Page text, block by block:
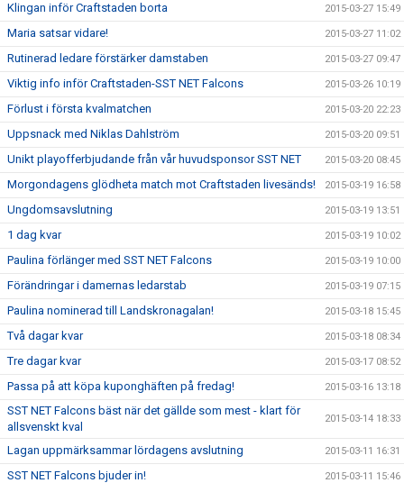
Klingan inför Craftstaden borta 2015-03-27 15:49
Maria satsar vidare! 2015-03-27 11:02
Rutinerad ledare förstärker damstaben 2015-03-27 09:47
Viktig info inför Craftstaden-SST NET Falcons 2015-03-26 10:19
Förlust i första kvalmatchen 2015-03-20 22:23
Uppsnack med Niklas Dahlström 2015-03-20 09:51
Unikt playofferbjudande från vår huvudsponsor SST NET 2015-03-20 08:45
Morgondagens glödheta match mot Craftstaden livesänds! 2015-03-19 16:58
Ungdomsavslutning 2015-03-19 13:51
1 dag kvar 2015-03-19 10:02
Paulina förlänger med SST NET Falcons 2015-03-19 10:00
Förändringar i damernas ledarstab 2015-03-19 07:15
Paulina nominerad till Landskronagalan! 2015-03-18 15:45
Två dagar kvar 2015-03-18 08:34
Tre dagar kvar 2015-03-17 08:52
Passa på att köpa kuponghäften på fredag! 2015-03-16 13:18
SST NET Falcons bäst när det gällde som mest - klart för
allsvenskt kval
2015-03-14 18:33
Lagan uppmärksammar lördagens avslutning 2015-03-11 16:31
SST NET Falcons bjuder in! 2015-03-11 15:46